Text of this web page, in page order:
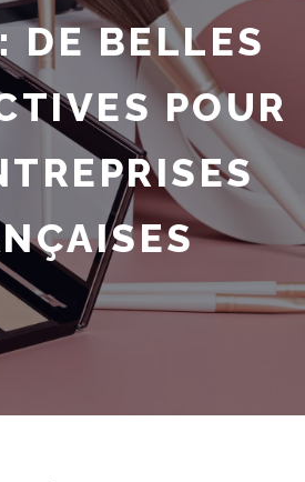
DE BELLES
POUR